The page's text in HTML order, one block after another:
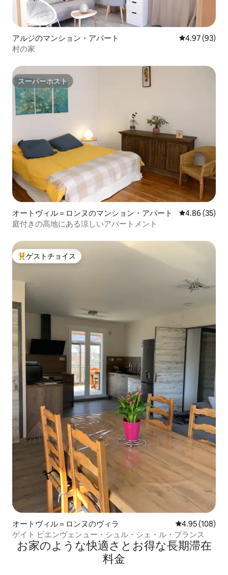
アルジのマンション・アパート レビュー93
4.97 (93)
村の家
スーパーホスト
スーパーホスト
オートヴィル＝ロンヌのマンション・アパート レビュー35
4.86 (35)
庭付きの高地にある涼しいアパートメント
大好評のゲストチョイスです。
ゲストチョイス
オートヴィル＝ロンヌのヴィラ レビュー108
4.95 (108)
ゲイト ビエンヴェンュー・シュル・シェ・ル・プランス
お家のような快⁠適⁠さ⁠とお⁠得⁠な長⁠期⁠滞⁠在
料⁠金